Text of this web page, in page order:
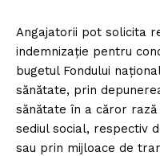
Angajatorii pot solicita
indemnizație pentru
bugetul Fondului
sănătate, prin
sănătate în a căror
sediul social, respectiv
sau prin mijloace de